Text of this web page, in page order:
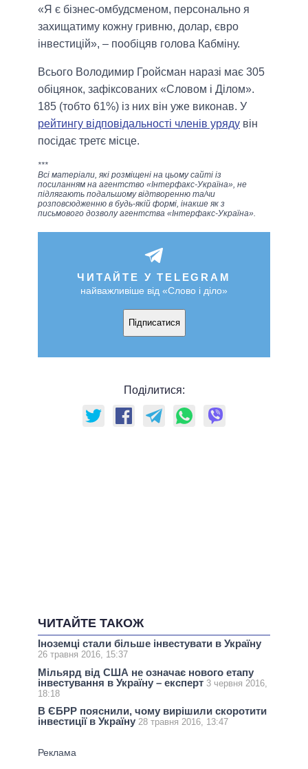
«Я є бізнес-омбудсменом, персонально я
захищатиму кожну гривню, долар, євро
інвестицій», – пообіцяв голова Кабміну.
Всього Володимир Гройсман наразі має 305
обіцянок, зафіксованих «Словом і Ділом».
185 (тобто 61%) із них він уже виконав. У
рейтингу відповідальності членів уряду він
посідає третє місце.
***
Всі матеріали, які розміщені на цьому сайті із
посиланням на агентство «Інтерфакс-Україна», не
підлягають подальшому відтворенню та/чи
розповсюдженню в будь-якій формі, інакше як з
письмового дозволу агентства «Інтерфакс-Україна».
ЧИТАЙТЕ У TELEGRAM
найважливіше від «Слово і діло»
Підписатися
Поділитися:
ЧИТАЙТЕ ТАКОЖ
Іноземці стали більше інвестувати в Україну
26 травня 2016, 15:37
Мільярд від США не означає нового етапу
інвестування в Україну – експерт 3 червня 2016,
18:18
В ЄБРР пояснили, чому вирішили скоротити
інвестиції в Україну 28 травня 2016, 13:47